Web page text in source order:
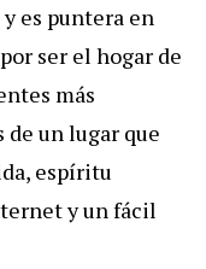
es puntera en
ser el hogar de
más
de un lugar que
espíritu
y un fácil